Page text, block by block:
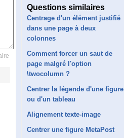
Questions similaires
Centrage d'un élément justifié
dans une page à deux
colonnes
Comment forcer un saut de
page malgré l'option
\twocolumn ?
Centrer la légende d'une figure
ou d'un tableau
Alignement texte-image
Centrer une figure MetaPost